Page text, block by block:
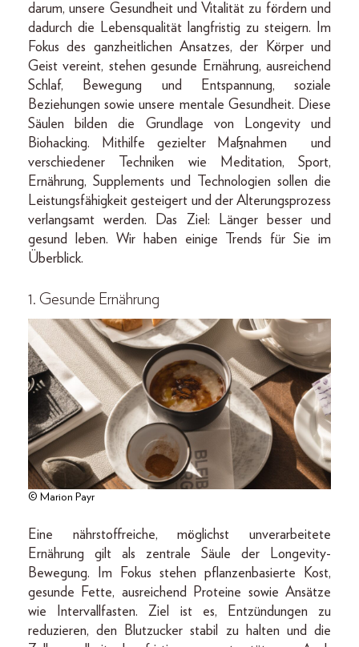
darum, unsere Gesundheit und Vitalität zu fördern und
dadurch die Lebensqualität langfristig zu steigern. Im
Fokus des ganzheitlichen Ansatzes, der Körper und
Geist vereint, stehen gesunde Ernährung, ausreichend
Schlaf, Bewegung und Entspannung, soziale
Beziehungen sowie unsere mentale Gesundheit. Diese
Säulen bilden die Grundlage von Longevity und
Biohacking. Mithilfe gezielter Maßnahmen und
verschiedener Techniken wie Meditation, Sport,
Ernährung, Supplements und Technologien sollen die
Leistungsfähigkeit gesteigert und der Alterungsprozess
verlangsamt werden. Das Ziel: Länger besser und
gesund leben. Wir haben einige Trends für Sie im
Überblick.
1. Gesunde Ernährung
© Marion Payr
Eine nährstoffreiche, möglichst unverarbeitete
Ernährung gilt als zentrale Säule der Longevity-
Bewegung. Im Fokus stehen pflanzenbasierte Kost,
gesunde Fette, ausreichend Proteine sowie Ansätze
wie Intervallfasten. Ziel ist es, Entzündungen zu
reduzieren, den Blutzucker stabil zu halten und die